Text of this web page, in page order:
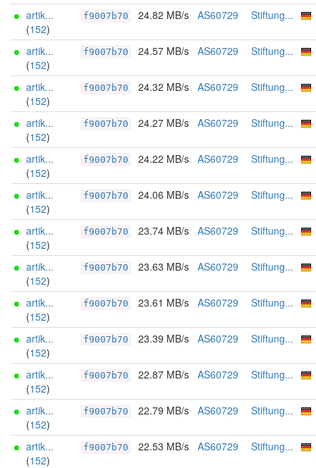
artik...
(152)
f9007b70 24.82 MB/s AS60729 Stiftung...
artik...
(152)
f9007b70 24.57 MB/s AS60729 Stiftung...
artik...
(152)
f9007b70 24.32 MB/s AS60729 Stiftung...
artik...
(152)
f9007b70 24.27 MB/s AS60729 Stiftung...
artik...
(152)
f9007b70 24.22 MB/s AS60729 Stiftung...
artik...
(152)
f9007b70 24.06 MB/s AS60729 Stiftung...
artik...
(152)
f9007b70 23.74 MB/s AS60729 Stiftung...
artik...
(152)
f9007b70 23.63 MB/s AS60729 Stiftung...
artik...
(152)
f9007b70 23.61 MB/s AS60729 Stiftung...
artik...
(152)
f9007b70 23.39 MB/s AS60729 Stiftung...
artik...
(152)
f9007b70 22.87 MB/s AS60729 Stiftung...
artik...
(152)
f9007b70 22.79 MB/s AS60729 Stiftung...
artik...
(152)
f9007b70 22.53 MB/s AS60729 Stiftung...